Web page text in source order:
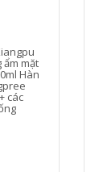
mặt
Hàn
các